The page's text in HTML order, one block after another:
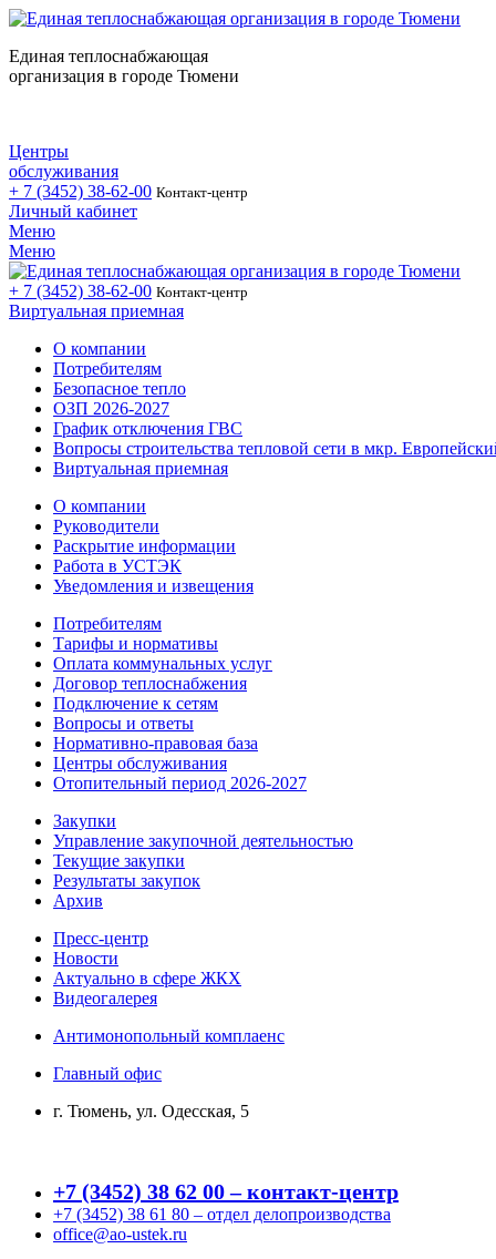
Единая теплоснабжающая
организация в городе Тюмени
Центры
обслуживания
+ 7 (3452) 38-62-00 Контакт-центр
Личный кабинет
Меню
Меню
+ 7 (3452) 38-62-00 Контакт-центр
Виртуальная приемная
О компании
Потребителям
Безопасное тепло
ОЗП 2026-2027
График отключения ГВС
Вопросы строительства тепловой сети в мкр.
Виртуальная приемная
О компании
Руководители
Раскрытие информации
Работа в УСТЭК
Уведомления и извещения
Потребителям
Тарифы и нормативы
Оплата коммунальных услуг
Договор теплоснабжения
Подключение к сетям
Вопросы и ответы
Нормативно-правовая база
Центры обслуживания
Отопительный период 2026-2027
Закупки
Управление закупочной деятельностью
Текущие закупки
Результаты закупок
Архив
Пресс-центр
Новости
Актуально в сфере ЖКХ
Видеогалерея
Антимонопольный комплаенс
Главный офис
г. Тюмень, ул. Одесская, 5
+7 (3452) 38 62 00 – контакт-центр
+7 (3452) 38 61 80 – отдел делопроизводства
office@ao-ustek.ru